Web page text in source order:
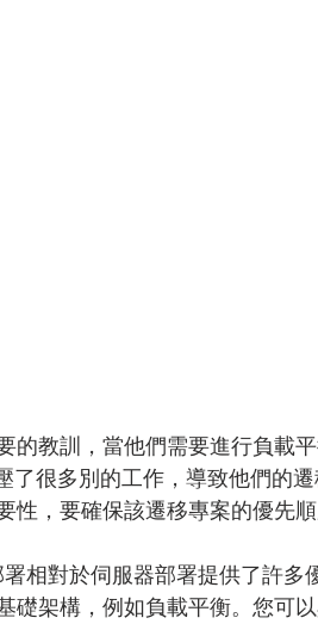
的教訓，當他們需要進行負載
了很多別的工作，導致他們的
性，要確保該遷移專案的優先順
署相對於伺服器部署提供了許
礎架構，例如負載平衡。您可